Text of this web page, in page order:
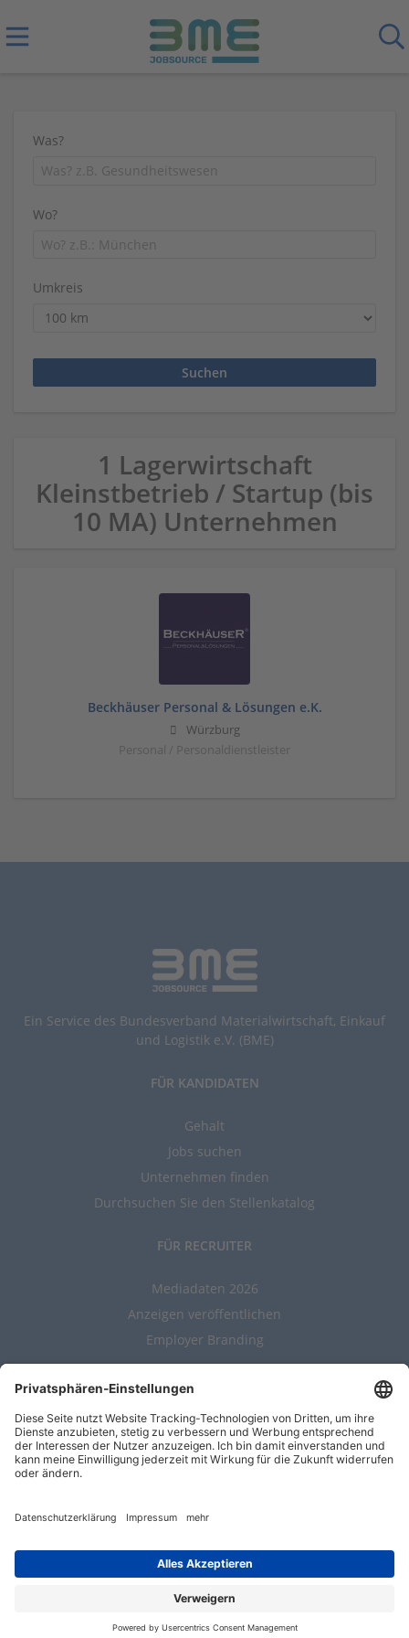
Was?
Wo?
Umkreis
1 Lagerwirtschaft
Kleinstbetrieb / Startup (bis
10 MA) Unternehmen
Beckhäuser Personal & Lösungen e.K.
Würzburg
Personal / Personaldienstleister
Ein Service des Bundesverband Materialwirtschaft, Einkauf
und Logistik e.V. (BME)
FÜR KANDIDATEN
Gehalt
Jobs suchen
Unternehmen finden
Durchsuchen Sie den Stellenkatalog
FÜR RECRUITER
Mediadaten 2026
Anzeigen veröffentlichen
Employer Branding
ALLGEMEIN
Kontakt
AGBs
Entwickelt durchJobiqo